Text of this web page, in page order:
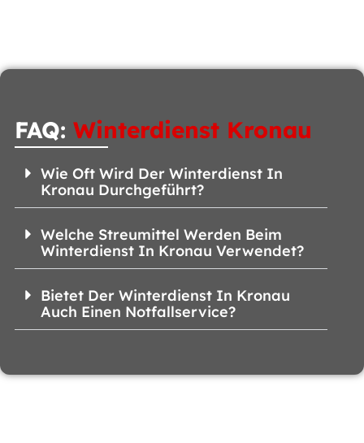
FAQ: Winterdienst Kronau
Wie Oft Wird Der Winterdienst In
Kronau Durchgeführt?
Welche Streumittel Werden Beim
Winterdienst In Kronau Verwendet?
Bietet Der Winterdienst In Kronau
Auch Einen Notfallservice?